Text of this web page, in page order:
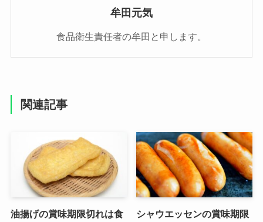
牟田元気
食品衛生責任者の牟田と申します。
関連記事
油揚げの賞味期限切れは食
シャウエッセンの賞味期限